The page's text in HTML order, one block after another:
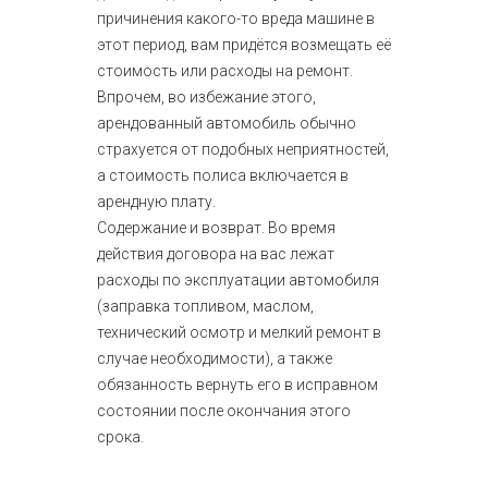
причинения какого-то вреда машине в
этот период, вам придётся возмещать её
стоимость или расходы на ремонт.
Впрочем, во избежание этого,
арендованный автомобиль обычно
страхуется от подобных неприятностей,
а стоимость полиса включается в
арендную плату.
Содержание и возврат. Во время
действия договора на вас лежат
расходы по эксплуатации автомобиля
(заправка топливом, маслом,
технический осмотр и мелкий ремонт в
случае необходимости), а также
обязанность вернуть его в исправном
состоянии после окончания этого
срока.